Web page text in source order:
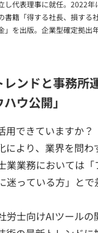
し代表理事に就任。2022年
書籍「得する社長、損する
」を出版。企業型確定拠出
レンドと事務所
ウ公開」
用できていますか？
により、業界を問わ
業業務においては
迷っている方」とで
労士向けAIツールの